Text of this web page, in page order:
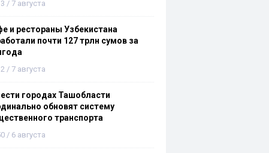
/ 7 августа
и рестораны Узбекистана
почти 127 трлн сумов за
/ 7 августа
городах Ташобласти
обновят систему
транспорта
/ 6 августа